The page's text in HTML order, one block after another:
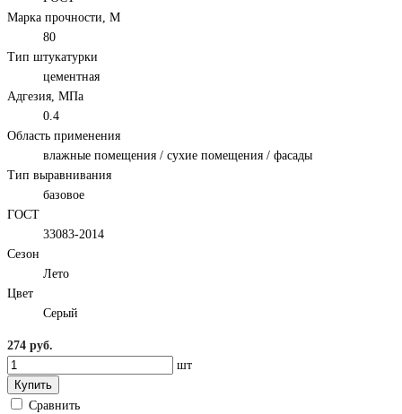
Марка прочности, М
80
Тип штукатурки
цементная
Адгезия, МПа
0.4
Область применения
влажные помещения / сухие помещения / фасады
Тип выравнивания
базовое
ГОСТ
33083-2014
Сезон
Лето
Цвет
Серый
274 руб.
шт
Купить
Сравнить